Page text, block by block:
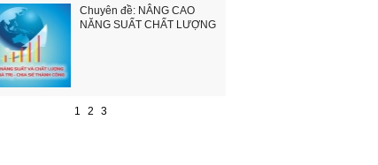
Chuyên đề: NÂNG CAO
NĂNG SUẤT CHẤT LƯỢNG
1 2 3